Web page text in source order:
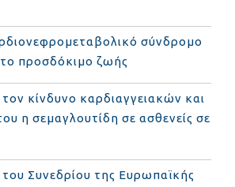
σύνδρομο
προσδόκιμο ζωής
κίνδυνο καρδιαγγειακών και
η σεμαγλουτίδη σε ασθενείς σε
Συνεδρίου της Ευρωπαϊκής